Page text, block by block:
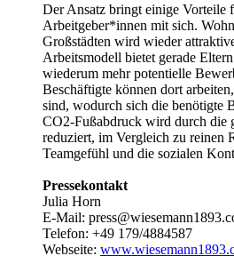
Der Ansatz bringt einige Vorteile
Arbeitgeber*innen mit sich.
Großstädten wird wieder
Arbeitsmodell bietet gerade
wiederum mehr potentielle
Beschäftigte können dort
sind, wodurch sich die benötigte
CO2-Fußabdruck wird durch die
reduziert, im Vergleich zu reinen
Teamgefühl und die sozialen
Pressekontakt
Julia Horn
E-Mail:
Telefon: +49 179/4884587
Webseite: